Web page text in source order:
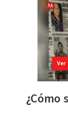
¿Cómo